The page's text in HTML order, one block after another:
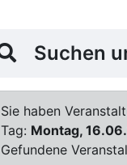
Suchen
Sie haben
Tag: Montag,
Gefundene